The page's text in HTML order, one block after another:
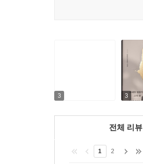
3 3
전체 리뷰
1 2